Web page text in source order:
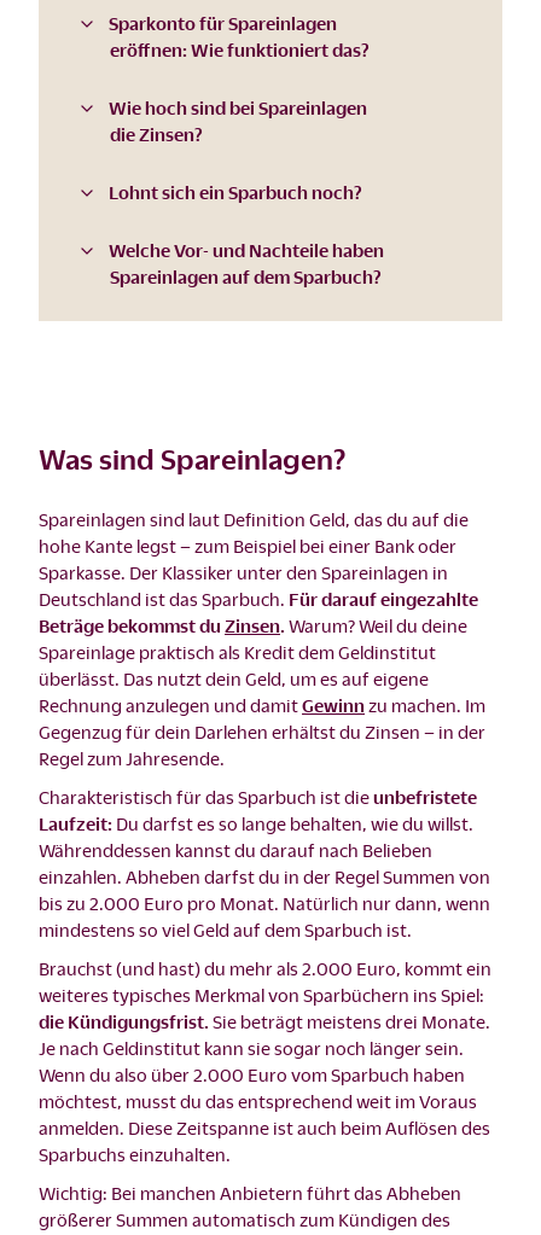
Sparkonto für Spareinlagen
eröffnen: Wie funktioniert das?
Wie hoch sind bei Spareinlagen
die Zinsen?
Lohnt sich ein Sparbuch noch?
Welche Vor- und Nachteile haben
Spareinlagen auf dem Sparbuch?
Was sind Spareinlagen?
Spareinlagen sind laut Definition Geld, das du auf die
hohe Kante legst – zum Beispiel bei einer Bank oder
Sparkasse. Der Klassiker unter den Spareinlagen in
Deutschland ist das Sparbuch. Für darauf eingezahlte
Beträge bekommst du Zinsen Warum? Weil du deine
Spareinlage praktisch als Kredit dem Geldinstitut
überlässt. Das nutzt dein Geld, um es auf eigene
Rechnung anzulegen und damitGewinn zu machen. Im
Gegenzug für dein Darlehen erhältst du Zinsen – in der
Regel zum Jahresende.
Charakteristisch für das Sparbuch ist dieunbefristete
Laufzeit: Du darfst es so lange behalten, wie du willst.
Währenddessen kannst du darauf nach Belieben
einzahlen. Abheben darfst du in der Regel Summen von
bis zu 2.000 Euro pro Monat. Natürlich nur dann, wenn
mindestens so viel Geld auf dem Sparbuch ist.
Brauchst (und hast) du mehr als 2.000 Euro, kommt ein
weiteres typisches Merkmal von Sparbüchern ins Spiel:
die Kündigungsfrist. Sie beträgt meistens drei Monate.
Je nach Geldinstitut kann sie sogar noch länger sein.
Wenn du also über 2.000 Euro vom Sparbuch haben
möchtest, musst du das entsprechend weit im Voraus
anmelden. Diese Zeitspanne ist auch beim Auflösen des
Sparbuchs einzuhalten.
Wichtig: Bei manchen Anbietern führt das Abheben
größerer Summen automatisch zum Kündigen des